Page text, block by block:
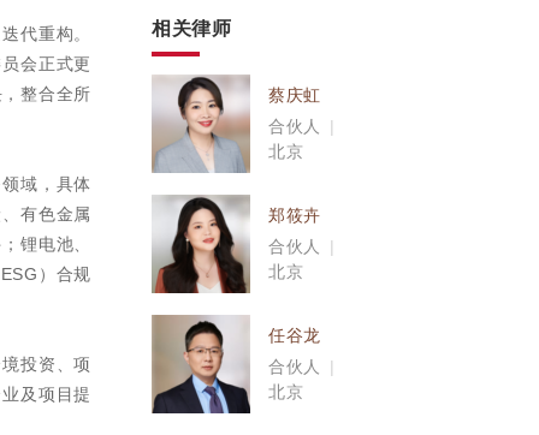
代重构。
会正式更
整合全所
域，具体
有色金属
锂电池、
）合规
投资、项
及项目提
相关律师
蔡庆虹
合伙人
|
北京
郑筱卉
合伙人
|
北京
任谷龙
合伙人
|
北京